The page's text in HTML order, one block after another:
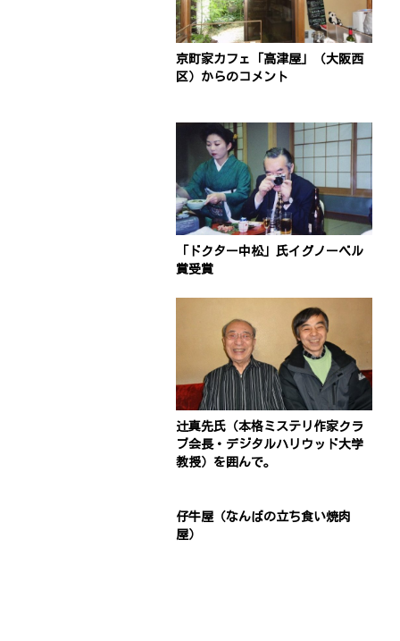
京町家カフェ「高津屋」（大阪西
区）からのコメント
「ドクター中松」氏イグノーベル
賞受賞
辻真先氏（本格ミステリ作家クラ
ブ会長・デジタルハリウッド大学
教授）を囲んで。
仔牛屋（なんばの立ち食い焼肉
屋）